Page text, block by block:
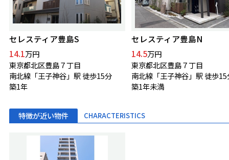
セレスティア豊島S
14.1万円
東京都北区豊島７丁目
南北線「王子神谷」駅 徒歩15分
築1年
セレスティア豊島N
14.5万円
東京都北区豊島７丁目
南北線「王子神谷」駅 徒歩15
築1年未満
特徴が近い物件 CHARACTERISTICS